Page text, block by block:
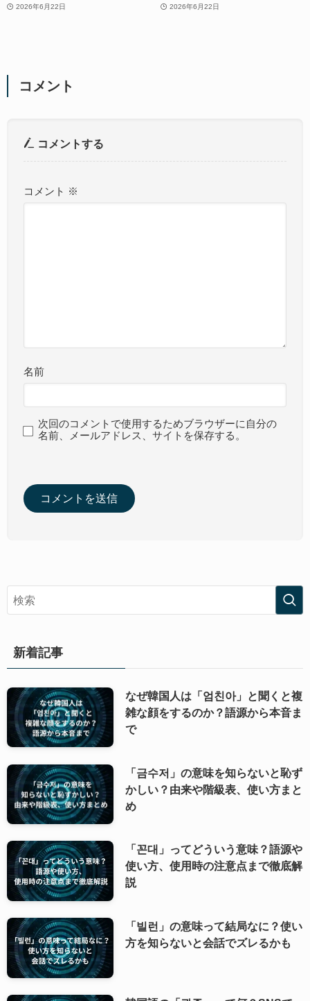
2026年6月22日 2026年6月22日
コメント
コメントする
コメント ※
名前
次回のコメントで使用するためブラウザーに自分の
名前、メールアドレス、サイトを保存する。
新着記事
なぜ韓国人は「엄친아」と聞くと複
雑な顔をするのか？語源から本音ま
で
「금수저」の意味を知らないと恥ず
かしい？由来や階級表、使い方まと
め
「꼰대」ってどういう意味？語源や
使い方、使用時の注意点まで徹底解
説
「빌런」の意味って結局なに？使い
方を知らないと会話でズレるかも